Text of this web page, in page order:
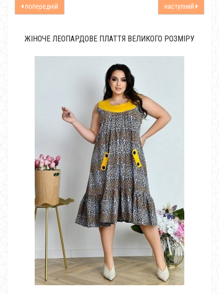
попередній наступний
ЖІНОЧЕ ЛЕОПАРДОВЕ ПЛАТТЯ ВЕЛИКОГО РОЗМІРУ